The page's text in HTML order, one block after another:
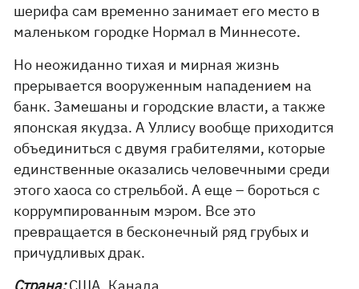
шерифа сам временно занимает его место в
маленьком городке Нормал в Миннесоте.
Но неожиданно тихая и мирная жизнь
прерывается вооруженным нападением на
банк. Замешаны и городские власти, а также
японская якудза. А Уллису вообще приходится
объединиться с двумя грабителями, которые
единственные оказались человечными среди
этого хаоса со стрельбой. А еще – бороться с
коррумпированным мэром. Все это
превращается в бесконечный ряд грубых и
причудливых драк.